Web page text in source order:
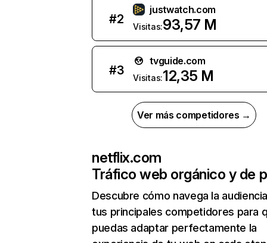
#2
justwatch.com
Visitas:93,57 M
#3
tvguide.com
Visitas:12,35 M
Ver más competidores →
netflix.com
Tráfico web orgánico y de
Descubre cómo navega la
tus principales competidores para
puedas adaptar perfectamente la